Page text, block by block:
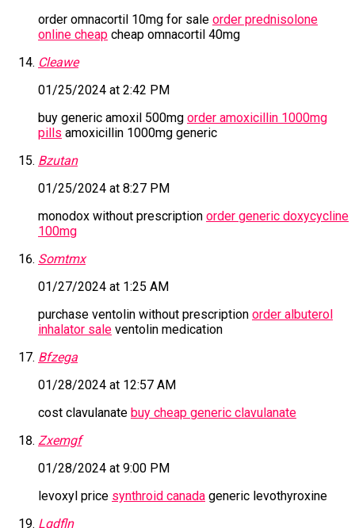
order omnacortil 10mg for sale order prednisolone
online cheap cheap omnacortil 40mg
Cleawe
01/25/2024 at 2:42 PM
buy generic amoxil 500mg order amoxicillin 1000mg
pills amoxicillin 1000mg generic
Bzutan
01/25/2024 at 8:27 PM
monodox without prescription order generic doxycycline
100mg
Somtmx
01/27/2024 at 1:25 AM
purchase ventolin without prescription order albuterol
inhalator sale ventolin medication
Bfzega
01/28/2024 at 12:57 AM
cost clavulanate buy cheap generic clavulanate
Zxemgf
01/28/2024 at 9:00 PM
levoxyl price synthroid canada generic levothyroxine
Lgdfln